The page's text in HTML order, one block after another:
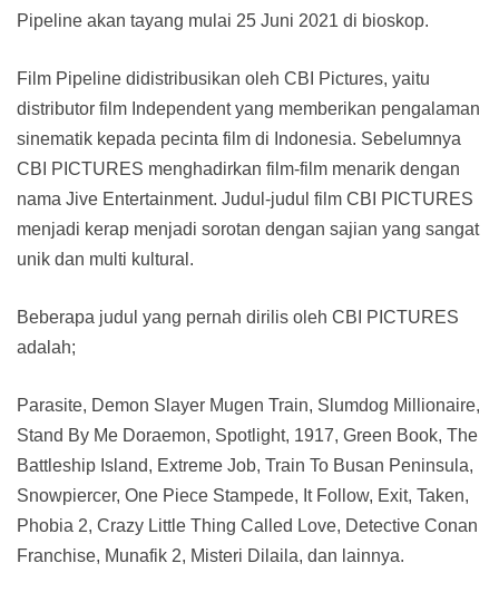
Pipeline akan tayang mulai 25 Juni 2021 di bioskop.
Film Pipeline didistribusikan oleh CBI Pictures, yaitu
distributor film Independent yang memberikan pengalaman
sinematik kepada pecinta film di Indonesia. Sebelumnya
CBI PICTURES menghadirkan film-film menarik dengan
nama Jive Entertainment. Judul-judul film CBI PICTURES
menjadi kerap menjadi sorotan dengan sajian yang sangat
unik dan multi kultural.
Beberapa judul yang pernah dirilis oleh CBI PICTURES
adalah;
Parasite, Demon Slayer Mugen Train, Slumdog Millionaire,
Stand By Me Doraemon, Spotlight, 1917, Green Book, The
Battleship Island, Extreme Job, Train To Busan Peninsula,
Snowpiercer, One Piece Stampede, It Follow, Exit, Taken,
Phobia 2, Crazy Little Thing Called Love, Detective Conan
Franchise, Munafik 2, Misteri Dilaila, dan lainnya.